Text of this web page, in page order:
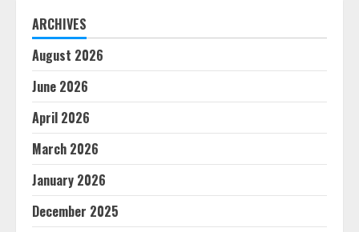
ARCHIVES
August 2026
June 2026
April 2026
March 2026
January 2026
December 2025